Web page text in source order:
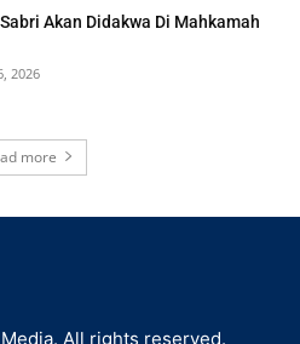
Akan Didakwa Di Mahkamah
2026
more
All rights reserved.